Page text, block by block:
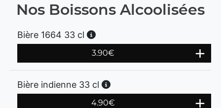
Nos Boissons Alcoolisées
Bière 1664 33 cl
3.90€
Bière indienne 33 cl
4.90€